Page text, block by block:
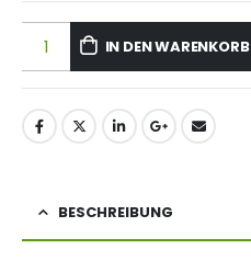
IN DEN WARENKORB
BESCHREIBUNG